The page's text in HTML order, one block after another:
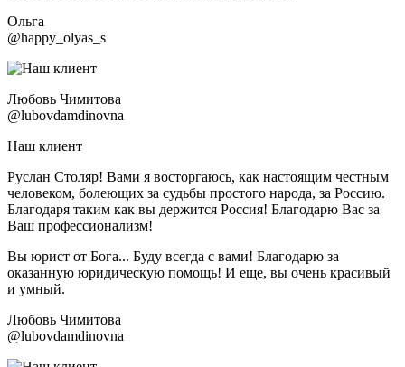
Ольга
@happy_olyas_s
Любовь Чимитова
@lubovdamdinovna
Наш клиент
Руслан Столяр! Вами я восторгаюсь, как настоящим честным
человеком, болеющих за судьбы простого народа, за Россию.
Благодаря таким как вы держится Россия! Благодарю Вас за
Ваш профессионализм!
Вы юрист от Бога... Буду всегда с вами! Благодарю за
оказанную юридическую помощь! И еще, вы очень красивый
и умный.
Любовь Чимитова
@lubovdamdinovna